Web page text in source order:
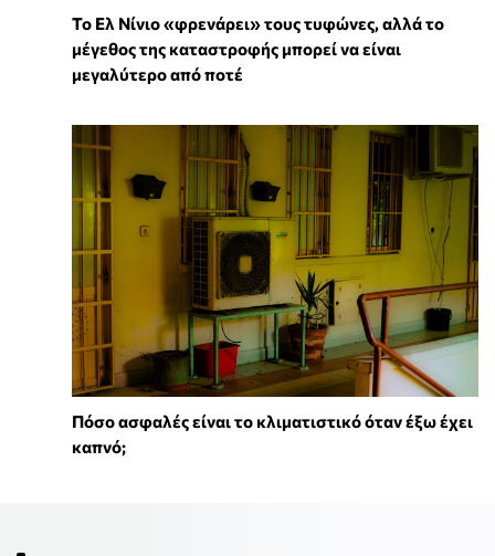
Το Ελ Νίνιο «φρενάρει» τους τυφώνες, αλλά το
μέγεθος της καταστροφής μπορεί να είναι
μεγαλύτερο από ποτέ
Πόσο ασφαλές είναι το κλιματιστικό όταν έξω έχει
καπνό;